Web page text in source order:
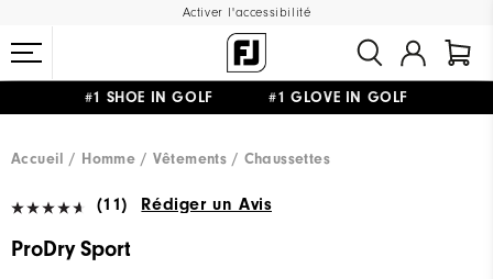
Activer l'accessibilité
#1 SHOE IN GOLF #1 GLOVE IN GOLF
Accueil
Homme Vêtements Chaussettes
(11) Rédiger un Avis
ProDry Sport